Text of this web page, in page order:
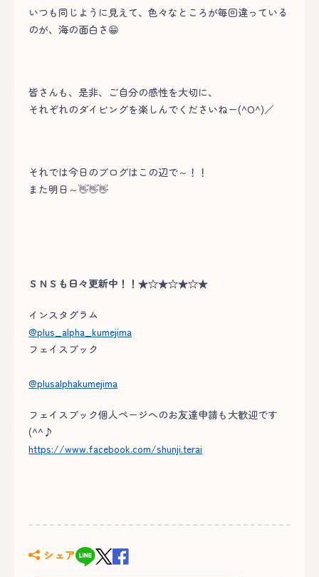
いつも同じように見えて、色々なところが毎回違っている
のが、海の面白さ😁
皆さんも、是非、ご自分の感性を大切に、
それぞれのダイビングを楽しんでくださいねー(^O^)／
それでは今日のブログはこの辺で～！！
また明日～👋👋👋
ＳＮＳも日々更新中！！★☆★☆★☆★
インスタグラム
@plus_alpha_kumejima
フェイスブック
@plusalphakumejima
フェイスブック個人ページへのお友達申請も大歓迎です
(^^♪
https://www.facebook.com/shunji.terai
シェア